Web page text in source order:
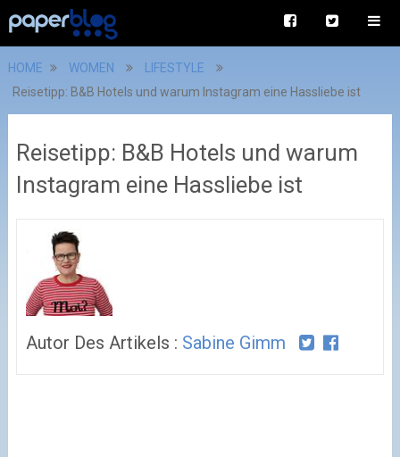
HOME WOMEN
LIFESTYLE
Reisetipp: B&B Hotels und warum Instagram eine Hassliebe ist
Reisetipp: B&B Hotels und warum
Instagram eine Hassliebe ist
Autor Des Artikels : Sabine Gimm